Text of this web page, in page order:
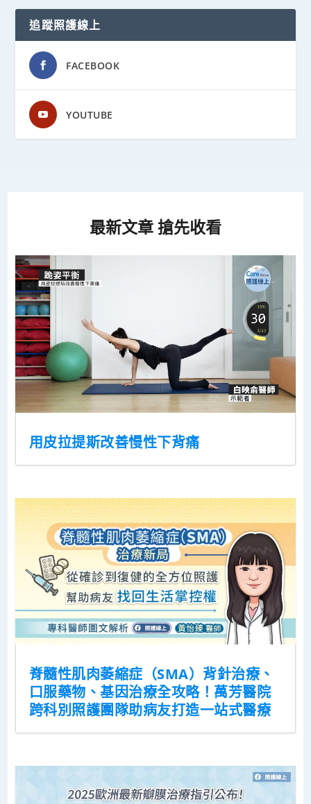
追蹤照護線上
FACEBOOK
YOUTUBE
最新文章 搶先收看
用皮拉提斯改善慢性下背痛
脊髓性肌肉萎縮症（SMA）背針治療、
口服藥物、基因治療全攻略！萬芳醫院
跨科別照護團隊助病友打造一站式醫療